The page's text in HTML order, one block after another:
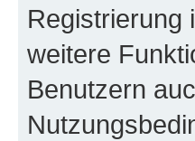
Registrierung
weitere
Benutzern